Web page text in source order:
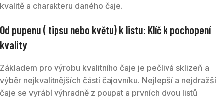
kvalitě a charakteru daného čaje.
Od pupenu ( tipsu nebo květu) k listu: Klíč k pochopení
kvality
Základem pro výrobu kvalitního čaje je pečlivá sklizeň a
výběr nejkvalitnějších částí čajovníku. Nejlepší a nejdražší
čaje se vyrábí výhradně z poupat a prvních dvou listů